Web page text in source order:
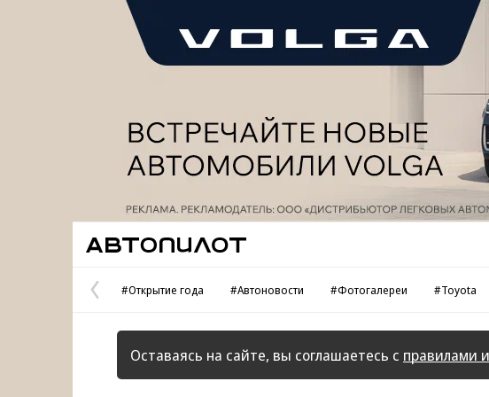
Предыдущая
страница
#Открытие года #Автоновости #Фотогалереи #Toyota
Оставаясь на сайте, вы соглашаетесь с правилами